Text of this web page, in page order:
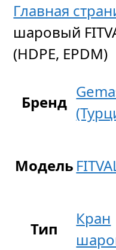
Главная
шаровый
(HDPE, EPDM)
Бренд
Модель
Тип
Кран